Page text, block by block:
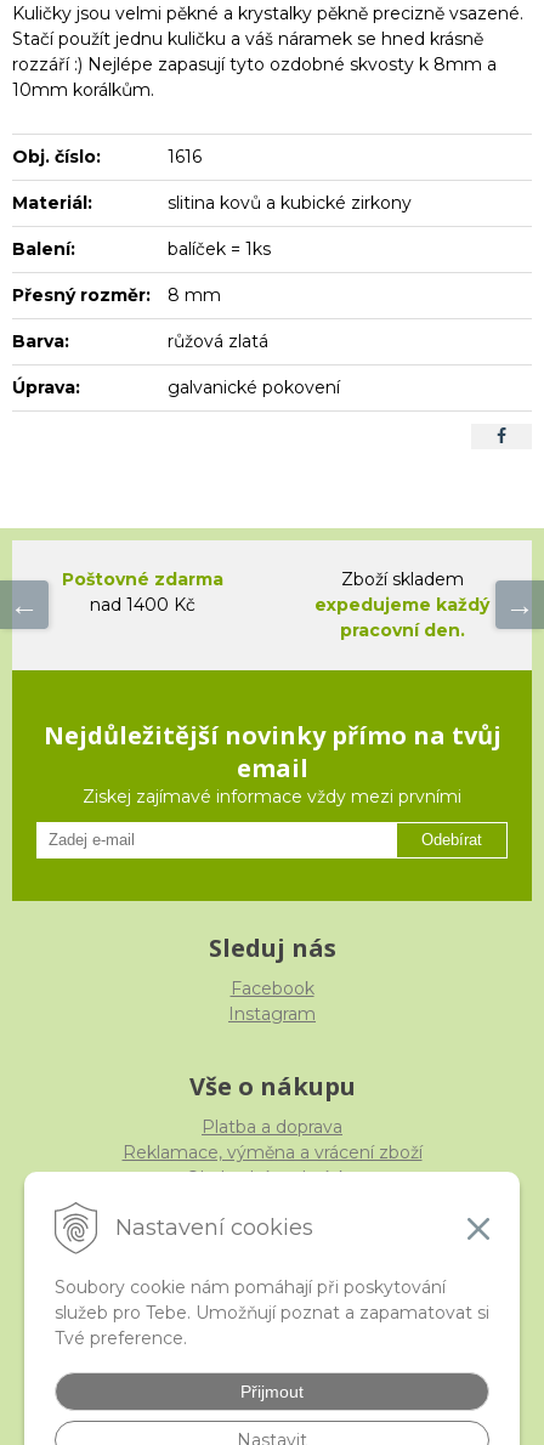
Nastavení cookies
Soubory cookie nám pomáhají při poskytování
služeb pro Tebe. Umožňují poznat a zapamatovat si
Tvé preference.
Přijmout
Nastavit
Kuličky jsou velmi pěkné a krystalky pěkně precizně vsazené.
Stačí použít jednu kuličku a váš náramek se hned krásně
rozzáří :) Nejlépe zapasují tyto ozdobné skvosty k 8mm a
10mm korálkům.
Obj. číslo: 1616
Materiál: slitina kovů a kubické zirkony
Balení: balíček = 1ks
Přesný rozměr: 8 mm
Barva: růžová zlatá
Úprava: galvanické pokovení
Poštovné zdarma
nad 1400 Kč
Zboží skladem
expedujeme každý
pracovní den.
Nejdůležitější novinky přímo na tvůj
email
Ziskej zajímavé informace vždy mezi prvními
Odebírat
Sleduj nás
Facebook
Instagram
Vše o nákupu
Platba a doprava
Reklamace, výměna a vrácení zboží
Obchodní podmínky
iStraka
Velkoobchod
Nejčastější otázky
České puncovní značky